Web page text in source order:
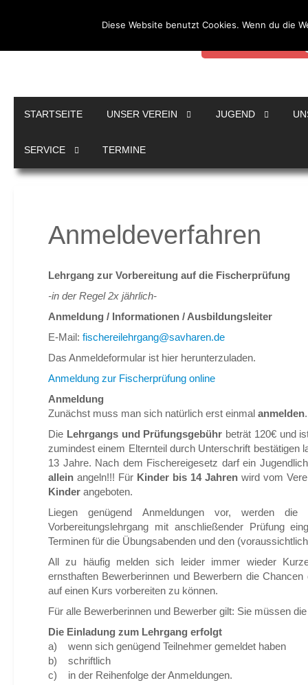
Sportanglerverein
STARTSEITE UNSER VEREIN JUGEND
SERVICE TERMINE
Anmeldeverfahren
Lehrgang zur Vorbereitung auf die Fischerprüfung
-in der Regel 2x jährlich-
Anmeldung / Informationen / Ausbildungsleiter
E-Mail: fischereilehrgang@savharen.de
Das Anmeldeformular ist hier herunterzuladen.
Anmeldung zur Fischerprüfung online
Anmeldung
Zunächst muss man sich natürlich erst einmal anmelden.
Die Lehrgangs und Prüfungsgebühr beträt 120€ und
zumindest einem Elternteil durch Unterschrift
13 Jahre. Nach dem Fischereigesetz darf ein
allein angeln!!! Für Kinder bis 14 Jahren wird vom
Kinder angeboten.
Liegen genügend Anmeldungen vor, werden
Vorbereitungslehrgang mit anschließender Prüfung
Terminen für die Übungsabenden und den
All zu häufig melden sich leider immer wieder
ernsthaften Bewerberinnen und Bewerbern die
auf einen Kurs vorbereiten zu können.
Für alle Bewerberinnen und Bewerber gilt: Sie müssen
Die Einladung zum Lehrgang erfolgt
a) wenn sich genügend Teilnehmer gemeldet haben
b) schriftlich
c) in der Reihenfolge der Anmeldungen.
Diese Website benutzt Cookies. Wenn du die
Durch die weitere